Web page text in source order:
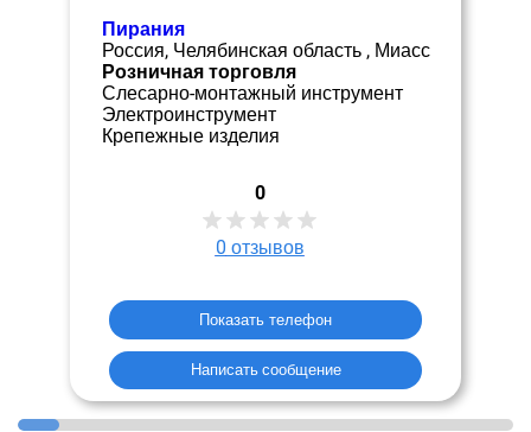
Пирания
Россия, Челябинская область , Миасс
Розничная торговля
Слесарно-монтажный инструмент
Электроинструмент
Крепежные изделия
0
0 отзывов
Показать телефон
Написать сообщение